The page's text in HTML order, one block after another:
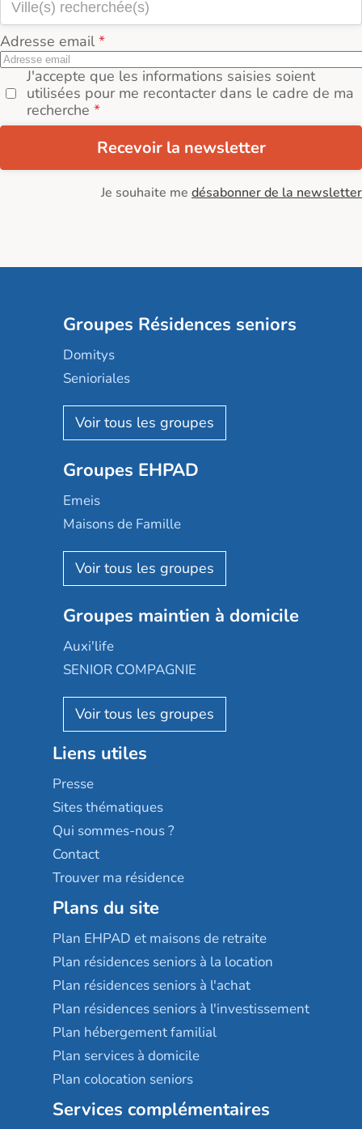
Adresse email
J'accepte que les informations saisies soient
utilisées pour me recontacter dans le cadre de ma
recherche
Recevoir la newsletter
Je souhaite me désabonner de la newsletter
Groupes Résidences seniors
Domitys
Senioriales
Nohée
Les Résidentiels
Mobicap
Domusvi
Happy Senior
Aquarelia
Nexity edenea
Les jardins d'Arcadie
Occitalia
Appartseniors
Reseda
Stella management
Les villages d'or
Sérénys
Résidences services Villa Médicis
Groupes EHPAD
Emeis
Maisons de Famille
Korian
Emera
Groupe SOS
Le Noble Âge
Almage
Résidalya
Groupe aplus
Groupes maintien à domicile
Auxi'life
SENIOR COMPAGNIE
AGE D'OR Services
Liens utiles
Presse
Sites thématiques
Qui sommes-nous ?
Contact
Trouver ma résidence
Plans du site
Plan EHPAD et maisons de retraite
Plan résidences seniors à la location
Plan résidences seniors à l'achat
Plan résidences seniors à l'investissement
Plan hébergement familial
Plan services à domicile
Plan colocation seniors
Services complémentaires